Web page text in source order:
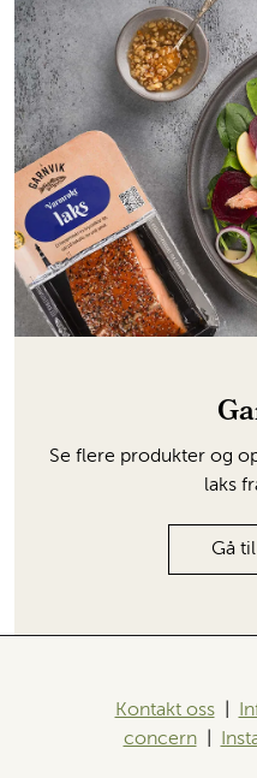
Se flere produkter og
laks
Gå
Kontakt oss|
concern|